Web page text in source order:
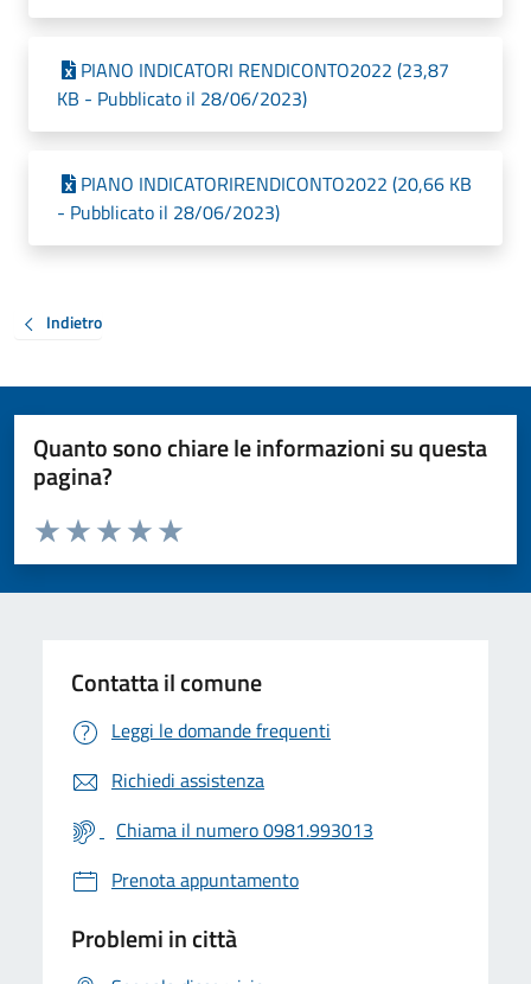
PIANO INDICATORI RENDICONTO2022 (23,87
KB - Pubblicato il 28/06/2023)
PIANO INDICATORIRENDICONTO2022 (20,66 KB
- Pubblicato il 28/06/2023)
Indietro
Quanto sono chiare le informazioni su questa
pagina?
Valuta da 1 a 5 stelle la pagina
Valuta 5 stelle su 5
Valuta 4 stelle su 5
Valuta 3 stelle su 5
Valuta 2 stelle su 5
Valuta 1 stelle su 5
Contatta il comune
Leggi le domande frequenti
Richiedi assistenza
Chiama il numero 0981.993013
Prenota appuntamento
Problemi in città